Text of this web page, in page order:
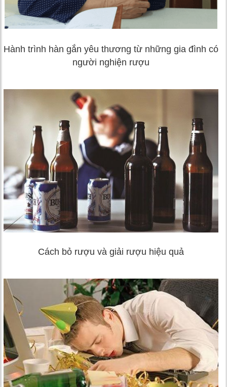
Hành trình hàn gắn yêu thương từ những gia đình có
người nghiện rượu
Cách bỏ rượu và giải rượu hiệu quả